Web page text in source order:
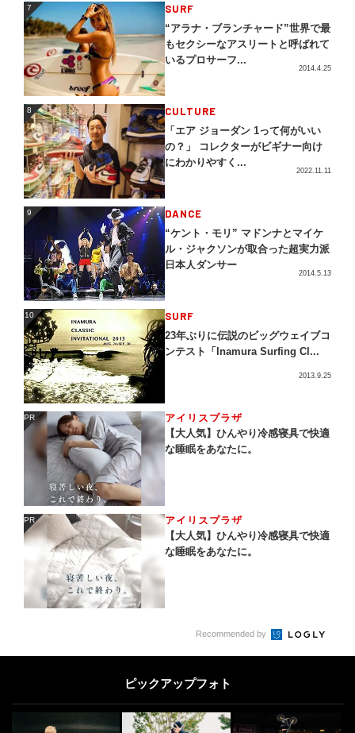
7 SURF
“アラナ・ブランチャード”世界で最
もセクシーなアスリートと呼ばれて
いるプロサーフ...
2014.4.25
8 CULTURE
「エア ジョーダン 1って何がいい
の？」 コレクターがビギナー向け
にわかりやすく...
2022.11.11
9 DANCE
“ケント・モリ” マドンナとマイケ
ル・ジャクソンが取合った超実力派
日本人ダンサー
2014.5.13
10 SURF
23年ぶりに伝説のビッグウェイブコ
ンテスト「Inamura Surfing Cl...
2013.9.25
PR アイリスプラザ
【大人気】ひんやり冷感寝具で快適
な睡眠をあなたに。
PR アイリスプラザ
【大人気】ひんやり冷感寝具で快適
な睡眠をあなたに。
Recommended by
ピックアップフォト